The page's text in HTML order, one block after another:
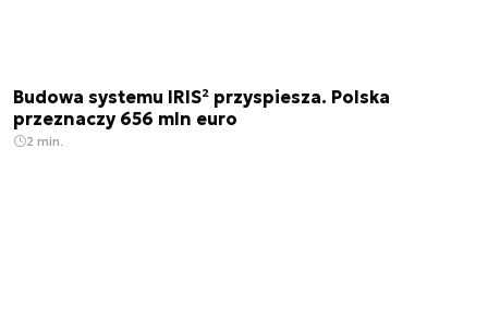
Budowa systemu IRIS² przyspiesza. Polska
przeznaczy 656 mln euro
2 min.